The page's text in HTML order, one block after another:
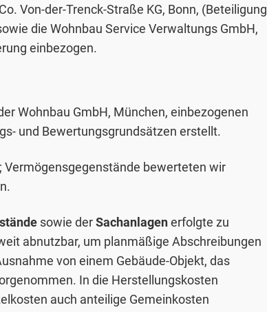
Von-der-Trenck-Straße KG, Bonn, (Beteiligung
die Wohnbau Service Verwaltungs GmbH,
einbezogen.
Wohnbau GmbH, München, einbezogenen
und Bewertungsgrundsätzen erstellt.
bewerteten wir
sowie derSachanlagenerfolgte zu
abnutzbar, um planmäßige Abschreibungen
von einem Gebäude-Objekt, das
In die Herstellungskosten
auch anteilige Gemeinkosten